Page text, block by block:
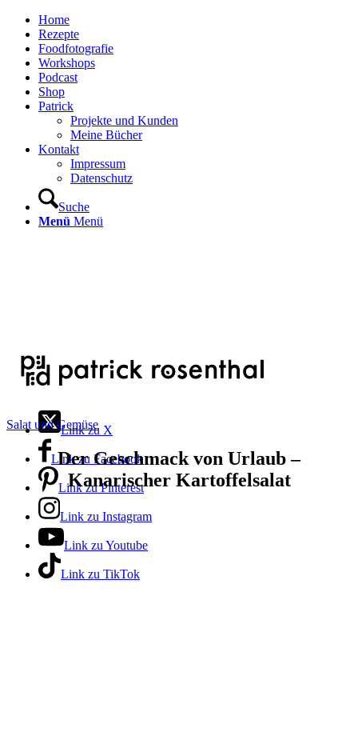
Home
Rezepte
Foodfotografie
Workshops
Podcast
Shop
Patrick
Projekte und Kunden
Meine Bücher
Kontakt
Impressum
Datenschutz
Suche
Menü Menü
Link zu X
Link zu Facebook
Link zu Pinterest
Link zu Instagram
Link zu Youtube
Link zu TikTok
Salat und Gemüse
Der Geschmack von Urlaub –
Kanarischer Kartoffelsalat